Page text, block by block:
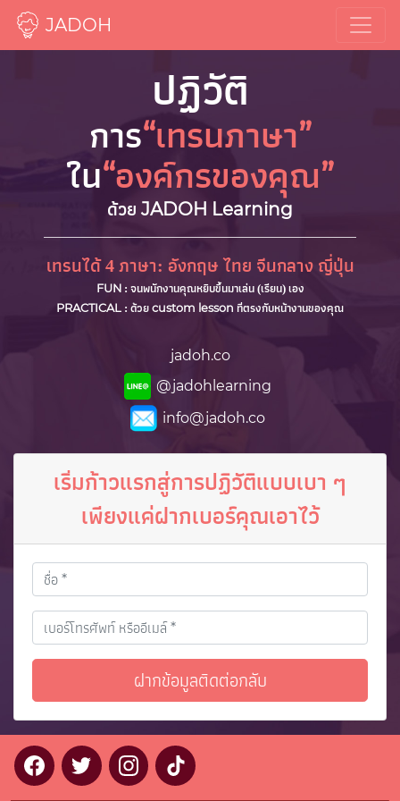
JADOH
ปฏิวัติ
การ“เทรนภาษา”
ใน“องค์กรของคุณ”
ด้วย JADOH Learning
เทรนได้ 4 ภาษา: อังกฤษ ไทย จีนกลาง ญี่ปุ่น
FUN : จนพนักงานคุณหยิบขึ้นมาเล่น (เรียน) เอง
PRACTICAL : ด้วย custom lesson ที่ตรงกับหน้างานของคุณ
jadoh.co
@jadohlearning
info@jadoh.co
เริ่มก้าวแรกสู่การปฏิวัติแบบเบา ๆ
เพียงแค่ฝากเบอร์คุณเอาไว้
ฝากข้อมูลติดต่อกลับ